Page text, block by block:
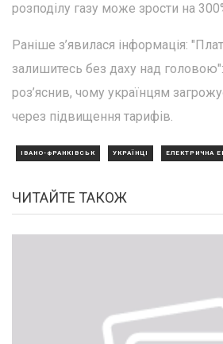
розподілу газу може зрости на
Раніше з’явилася інформація:
залишитесь без даху над
роз’яснив, чому українцям
через підвищення тарифів.
ІВАНО-ФРАНКІВСЬК УКРАЇНЦІ ЕЛЕКТРИЧНА
ЧИТАЙТЕ ТАКОЖ